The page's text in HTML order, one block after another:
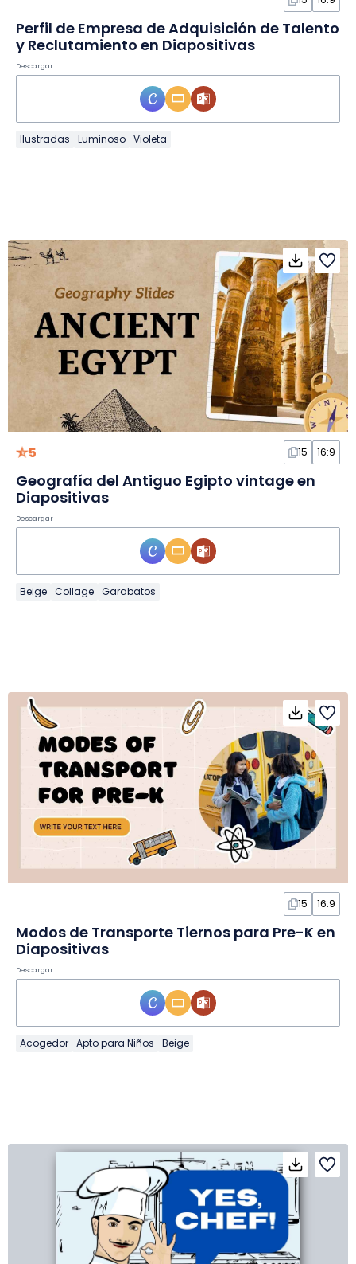
Perfil de Empresa de Adquisición de Talento
y Reclutamiento en Diapositivas
Descargar
Ilustradas Luminoso Violeta
5 15 16:9
Geografía del Antiguo Egipto vintage en
Diapositivas
Descargar
Beige Collage Garabatos
15 16:9
Modos de Transporte Tiernos para Pre-K en
Diapositivas
Descargar
Acogedor Apto para Niños Beige